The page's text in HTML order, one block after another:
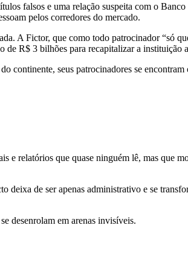
falsos e uma relação suspeita com o
pelos corredores do mercado.
A Fictor, que como todo patrocinador “só
de R$ 3 bilhões para recapitalizar a instituição
continente, seus patrocinadores se encontram
e relatórios que quase ninguém lê, mas que
deixa de ser apenas administrativo e se
desenrolam em arenas invisíveis.